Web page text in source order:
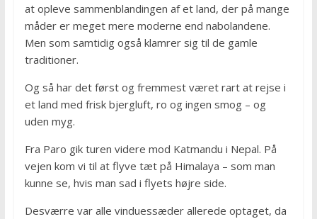
at opleve sammenblandingen af et land, der på mange
måder er meget mere moderne end nabolandene.
Men som samtidig også klamrer sig til de gamle
traditioner.
Og så har det først og fremmest været rart at rejse i
et land med frisk bjergluft, ro og ingen smog – og
uden myg.
Fra Paro gik turen videre mod Katmandu i Nepal. På
vejen kom vi til at flyve tæt på Himalaya – som man
kunne se, hvis man sad i flyets højre side.
Desværre var alle vinduessæder allerede optaget, da